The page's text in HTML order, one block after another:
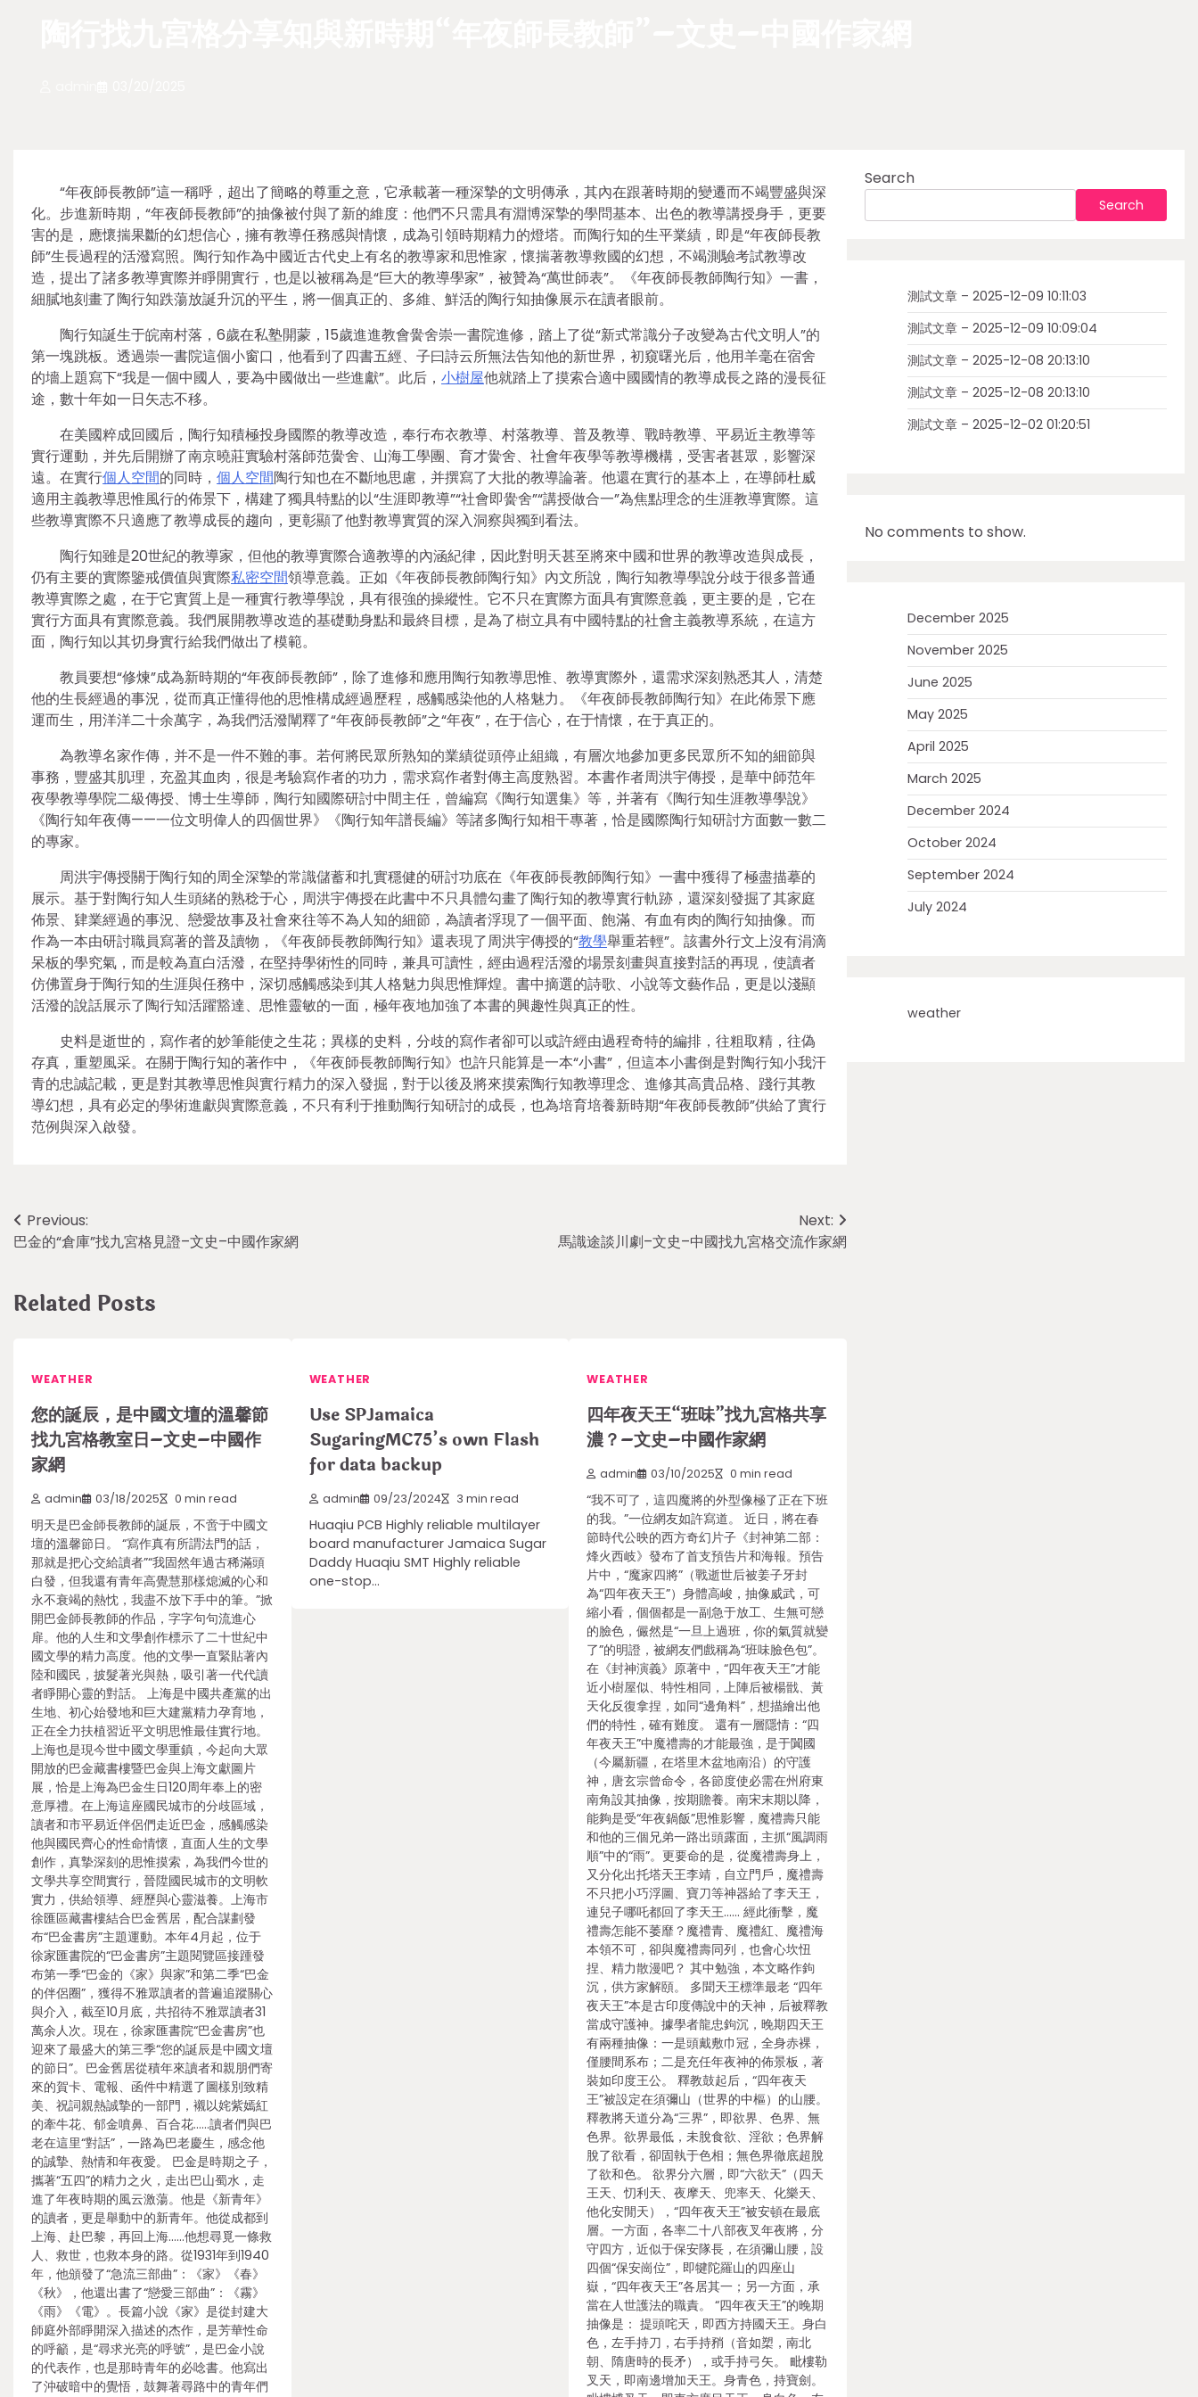
“年夜師長教師”這一稱呼，超出了簡略的尊重之意，它承載著一種深摯的文明傳承，其內在跟著時期的變遷而不竭豐盛與深
化。步進新時期，“年夜師長教師”的抽像被付與了新的維度：他們不只需具有淵博深摯的學問基本、出色的教導講授身手，更要
害的是，應懷揣果斷的幻想信心，擁有教導任務感與情懷，成為引領時期精力的燈塔。而陶行知的生平業績，即是“年夜師長教
師”生長過程的活潑寫照。陶行知作為中國近古代史上有名的教導家和思惟家，懷揣著教導救國的幻想，不竭測驗考試教導改
造，提出了諸多教導實際并睜開實行，也是以被稱為是“巨大的教導學家”，被贊為“萬世師表”。《年夜師長教師陶行知》一書，
細膩地刻畫了陶行知跌蕩放誕升沉的平生，將一個真正的、多維、鮮活的陶行知抽像展示在讀者眼前。
陶行知誕生于皖南村落，6歲在私塾開蒙，15歲進進教會黌舍崇一書院進修，踏上了從“新式常識分子改變為古代文明人”的
第一塊跳板。透過崇一書院這個小窗口，他看到了四書五經、子曰詩云所無法告知他的新世界，初窺曙光后，他用羊毫在宿舍
的墻上題寫下“我是一個中國人，要為中國做出一些進獻”。此后， 小樹屋他就踏上了摸索合適中國國情的教導成長之路的漫長征
途，數十年如一日矢志不移。
在美國粹成回國后，陶行知積極投身國際的教導改造，奉行布衣教導、村落教導、普及教導、戰時教導、平易近主教導等
實行運動，并先后開辦了南京曉莊實驗村落師范黌舍、山海工學團、育才黌舍、社會年夜學等教導機構，受害者甚眾，影響深
遠。在實行個人空間的同時， 個人空間陶行知也在不斷地思慮，并撰寫了大批的教導論著。他還在實行的基本上，在導師杜威
適用主義教導思惟風行的佈景下，構建了獨具特點的以“生涯即教導”“社會即黌舍”“講授做合一”為焦點理念的生涯教導實際。這
些教導實際不只適應了教導成長的趨向，更彰顯了他對教導實質的深入洞察與獨到看法。
陶行知雖是20世紀的教導家，但他的教導實際合適教導的內涵紀律，因此對明天甚至將來中國和世界的教導改造與成長，
仍有主要的實際鑒戒價值與實際私密空間領導意義。正如《年夜師長教師陶行知》內文所說，陶行知教導學說分歧于很多普通
教導實際之處，在于它實質上是一種實行教導學說，具有很強的操縱性。它不只在實際方面具有實際意義，更主要的是，它在
實行方面具有實際意義。我們展開教導改造的基礎動身點和最終目標，是為了樹立具有中國特點的社會主義教導系統，在這方
面，陶行知以其切身實行給我們做出了模範。
教員要想“修煉”成為新時期的“年夜師長教師”，除了進修和應用陶行知教導思惟、教導實際外，還需求深刻熟悉其人，清楚
他的生長經過的事況，從而真正懂得他的思惟構成經過歷程，感觸感染他的人格魅力。《年夜師長教師陶行知》在此佈景下應
運而生，用洋洋二十余萬字，為我們活潑闡釋了“年夜師長教師”之“年夜”，在于信心，在于情懷，在于真正的。
為教導名家作傳，并不是一件不難的事。若何將民眾所熟知的業績從頭停止組織，有層次地參加更多民眾所不知的細節與
事務，豐盛其肌理，充盈其血肉，很是考驗寫作者的功力，需求寫作者對傳主高度熟習。本書作者周洪宇傳授，是華中師范年
夜學教導學院二級傳授、博士生導師，陶行知國際研討中間主任，曾編寫《陶行知選集》等，并著有《陶行知生涯教導學說》
《陶行知年夜傳——一位文明偉人的四個世界》《陶行知年譜長編》等諸多陶行知相干專著，恰是國際陶行知研討方面數一數二
的專家。
周洪宇傳授關于陶行知的周全深摯的常識儲蓄和扎實穩健的研討功底在《年夜師長教師陶行知》一書中獲得了極盡描摹的
展示。基于對陶行知人生頭緒的熟稔于心，周洪宇傳授在此書中不只具體勾畫了陶行知的教導實行軌跡，還深刻發掘了其家庭
佈景、肄業經過的事況、戀愛故事及社會來往等不為人知的細節，為讀者浮現了一個平面、飽滿、有血有肉的陶行知抽像。而
作為一本由研討職員寫著的普及讀物，《年夜師長教師陶行知》還表現了周洪宇傳授的“教學舉重若輕”。該書外行文上沒有涓滴
呆板的學究氣，而是較為直白活潑，在堅持學術性的同時，兼具可讀性，經由過程活潑的場景刻畫與直接對話的再現，使讀者
仿佛置身于陶行知的生涯與任務中，深切感觸感染到其人格魅力與思惟輝煌。書中摘選的詩歌、小說等文藝作品，更是以淺顯
活潑的說話展示了陶行知活躍豁達、思惟靈敏的一面，極年夜地加強了本書的興趣性與真正的性。
史料是逝世的，寫作者的妙筆能使之生花；異樣的史料，分歧的寫作者卻可以或許經由過程奇特的編排，往粗取精，往偽
存真，重塑風采。在關于陶行知的著作中，《年夜師長教師陶行知》也許只能算是一本“小書”，但這本小書倒是對陶行知小我汗
青的忠誠記載，更是對其教導思惟與實行精力的深入發掘，對于以後及將來摸索陶行知教導理念、進修其高貴品格、踐行其教
導幻想，具有必定的學術進獻與實際意義，不只有利于推動陶行知研討的成長，也為培育培養新時期“年夜師長教師”供給了實行
范例與深入啟發。
Post
navigation
Previous:
巴金的“倉庫”找九宮格見證–文史–中國作家網
Next:
馬識途談川劇–文史–中國找九宮格交流作家網
Related Posts
WEATHER
您的誕辰，是中國文壇的溫馨節
找九宮格教室日–文史–中國作
家網
admin 03/18/2025 0 min read
明天是巴金師長教師的誕辰，不啻于中國文
壇的溫馨節日。 “寫作真有所謂法門的話，
那就是把心交給讀者”“我固然年過古稀滿頭
白發，但我還有青年高覺慧那樣熄滅的心和
永不衰竭的熱忱，我盡不放下手中的筆。”掀
開巴金師長教師的作品，字字句句流進心
扉。他的人生和文學創作標示了二十世紀中
國文學的精力高度。他的文學一直緊貼著內
陸和國民，披髮著光與熱，吸引著一代代讀
者睜開心靈的對話。 上海是中國共產黨的出
生地、初心始發地和巨大建黨精力孕育地，
正在全力扶植習近平文明思惟最佳實行地。
上海也是現今世中國文學重鎮，今起向大眾
開放的巴金藏書樓暨巴金與上海文獻圖片
展，恰是上海為巴金生日120周年奉上的密
意厚禮。在上海這座國民城市的分歧區域，
讀者和市平易近伴侶們走近巴金，感觸感染
他與國民齊心的性命情懷，直面人生的文學
創作，真摯深刻的思惟摸索，為我們今世的
文學共享空間實行，晉陞國民城市的文明軟
實力，供給領導、經歷與心靈滋養。上海市
徐匯區藏書樓結合巴金舊居，配合謀劃發
布“巴金書房”主題運動。本年4月起，位于
徐家匯書院的“巴金書房”主題閱覽區接踵發
布第一季“巴金的《家》與家”和第二季“巴金
的伴侶圈”，獲得不雅眾讀者的普遍追蹤關心
與介入，截至10月底，共招待不雅眾讀者31
萬余人次。現在，徐家匯書院“巴金書房”也
迎來了最盛大的第三季“您的誕辰是中國文壇
的節日”。巴金舊居從積年來讀者和親朋們寄
來的賀卡、電報、函件中精選了圖樣別致精
美、祝詞親熱誠摯的一部門，襯以姹紫嫣紅
的牽牛花、郁金噴鼻、百合花……讀者們與巴
老在這里“對話”，一路為巴老慶生，感念他
的誠摯、熱情和年夜愛。 巴金是時期之子，
攜著“五四”的精力之火，走出巴山蜀水，走
進了年夜時期的風云激蕩。他是《新青年》
的讀者，更是舉動中的新青年。他從成都到
上海、赴巴黎，再回上海……他想尋覓一條救
人、救世，也救本身的路。從1931年到1940
年，他頒發了“急流三部曲”：《家》《春》
《秋》，他還出書了“戀愛三部曲”：《霧》
《雨》《電》。長篇小說《家》是從封建大
師庭外部睜開深入描述的杰作，是芳華性命
的呼籲，是“尋求光亮的呼號”，是巴金小說
的代表作，也是那時青年的必唸書。他寫出
了沖破暗中的覺悟，鼓舞著尋路中的青年們
WEATHER
Use SPJamaica
SugaringMC75’s own Flash
for data backup
admin 09/23/2024 3 min read
Huaqiu PCB Highly reliable multilayer
board manufacturer Jamaica Sugar
Daddy Huaqiu SMT Highly reliable
one-stop…
WEATHER
四年夜天王“班味”找九宮格共享
濃？–文史–中國作家網
admin 03/10/2025 0 min read
“我不可了，這四魔將的外型像極了正在下班
的我。”一位網友如許寫道。 近日，將在春
節時代公映的西方奇幻片子《封神第二部：
烽火西岐》發布了首支預告片和海報。預告
片中，“魔家四將”（戰逝世后被姜子牙封
為“四年夜天王”）身體高峻，抽像威武，可
縮小看，個個都是一副急于放工、生無可戀
的臉色，儼然是“一旦上過班，你的氣質就變
了”的明證，被網友們戲稱為“班味臉色包”。
在《封神演義》原著中，“四年夜天王”才能
近小樹屋似、特性相同，上陣后被楊戩、黃
天化反復拿捏，如同“邊角料”，想描繪出他
們的特性，確有難度。 還有一層隱情：“四
年夜天王”中魔禮壽的才能最強，是于闐國
（今屬新疆，在塔里木盆地南沿）的守護
神，唐玄宗曾命令，各節度使必需在州府東
南角設其抽像，按期贍養。南宋末期以降，
能夠是受“年夜鍋飯”思惟影響，魔禮壽只能
和他的三個兄弟一路出頭露面，主抓“風調雨
順”中的“雨”。更要命的是，從魔禮壽身上，
又分化出托塔天王李靖，自立門戶，魔禮壽
不只把小巧浮圖、寶刀等神器給了李天王，
連兒子哪吒都回了李天王…… 經此衝擊，魔
禮壽怎能不萎靡？魔禮青、魔禮紅、魔禮海
本領不可，卻與魔禮壽同列，也會心坎忸
捏、精力散漫吧？ 其中勉強，本文略作鉤
沉，供方家解頤。 多聞天王標準最老 “四年
夜天王”本是古印度傳說中的天神，后被釋教
當成守護神。據學者龍忠鉤沉，晚期四天王
有兩種抽像：一是頭戴敷巾冠，全身赤裸，
僅腰間系布；二是充任年夜神的佈景板，著
裝如印度王公。 釋教鼓起后，“四年夜天
王”被設定在須彌山（世界的中樞）的山腰。
釋教將天道分為“三界”，即欲界、色界、無
色界。欲界最低，未脫食欲、淫欲；色界解
脫了欲看，卻固執于色相；無色界徹底超脫
了欲和色。 欲界分六層，即“六欲天”（四天
王天、忉利天、夜摩天、兜率天、化樂天、
他化安閒天），“四年夜天王”被安頓在最底
層。一方面，各率二十八部夜叉年夜將，分
守四方，近似于保安隊長，在須彌山腰，設
四個“保安崗位”，即犍陀羅山的四座山
嶽，“四年夜天王”各居其一；另一方面，承
當在人世護法的職責。 “四年夜天王”的晚期
抽像是： 提頭咤天，即西方持國天王。身白
色，左手持刀，右手持矟（音如槊，南北
朝、隋唐時的長矛），或手持弓矢。 毗樓勒
叉天，即南邊增加天王。身青色，持寶劍。
Search
Search
測試文章 – 2025-12-09 10:11:03
測試文章 – 2025-12-09 10:09:04
測試文章 – 2025-12-08 20:13:10
測試文章 – 2025-12-08 20:13:10
測試文章 – 2025-12-02 01:20:51
No comments to show.
December 2025
November 2025
June 2025
May 2025
April 2025
March 2025
December 2024
October 2024
September 2024
July 2024
weather